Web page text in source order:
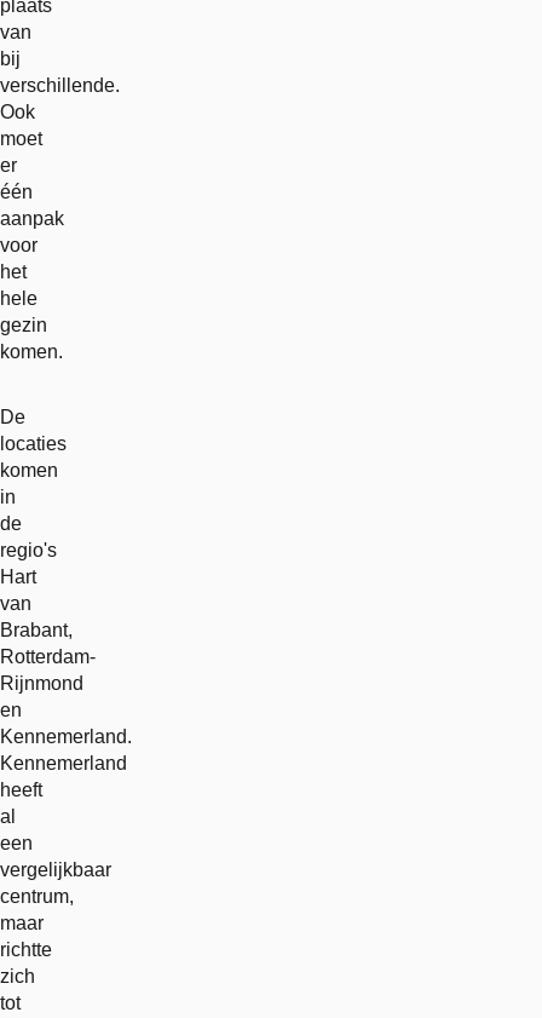
plaats
van
bij
verschillende.
Ook
moet
er
één
aanpak
voor
het
hele
gezin
komen.
De
locaties
komen
in
de
regio's
Hart
van
Brabant,
Rotterdam-
Rijnmond
en
Kennemerland.
Kennemerland
heeft
al
een
vergelijkbaar
centrum,
maar
richtte
zich
tot